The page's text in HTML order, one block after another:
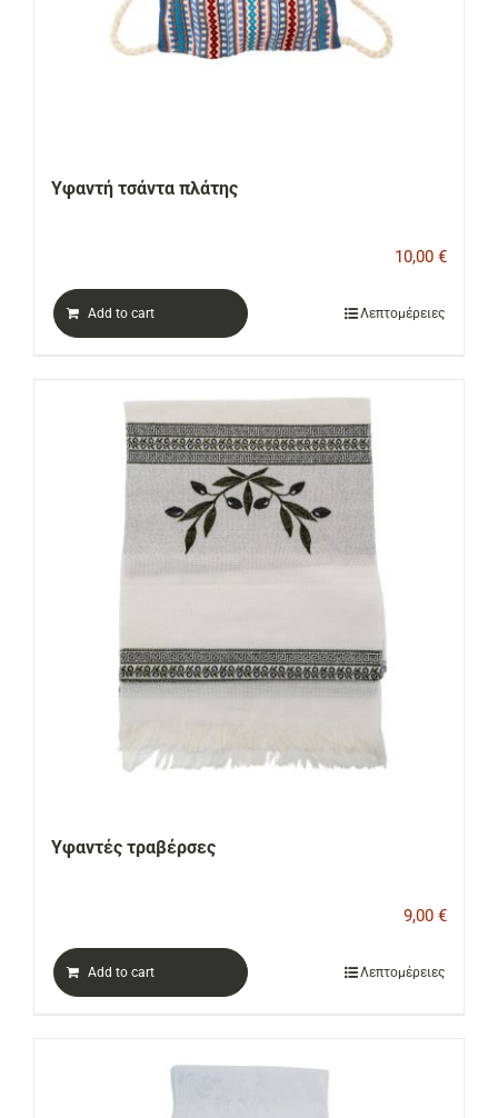
Υφαντή τσάντα πλάτης
10,00 €
Add to cart Λεπτομέρειες
Υφαντές τραβέρσες
9,00 €
Add to cart Λεπτομέρειες